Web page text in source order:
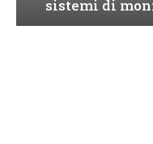
sistemi di